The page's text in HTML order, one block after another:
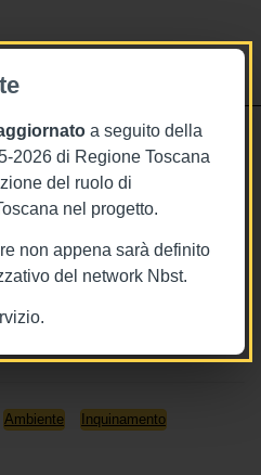
a seguito della
2026 di Regione Toscana
del ruolo di
nel progetto.
non appena sarà definito
del network Nbst.
a vivere
e a contrastare le
Ambiente
Inquinamento